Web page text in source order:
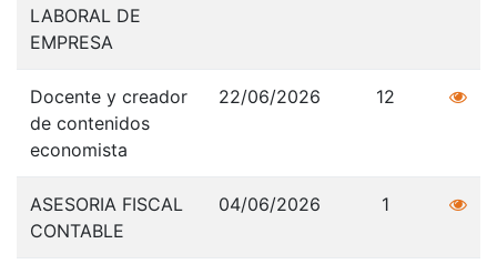
LABORAL DE
EMPRESA
Docente y creador
de contenidos
economista
22/06/2026 12
ASESORIA FISCAL
CONTABLE
04/06/2026 1